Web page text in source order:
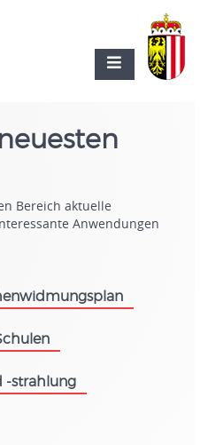
Bereich aktuelle
Anwendungen
-strahlung